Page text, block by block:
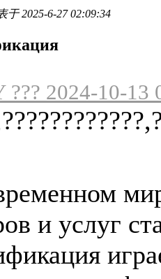
于 2025-6-27 02:09:34
??? 2024-10-13
и услуг